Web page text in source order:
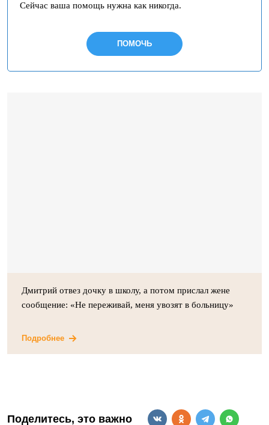
Сейчас ваша помощь нужна как никогда.
ПОМОЧЬ
Дмитрий отвез дочку в школу, а потом прислал жене
сообщение: «Не переживай, меня увозят в больницу»
Подробнее
Поделитесь, это важно